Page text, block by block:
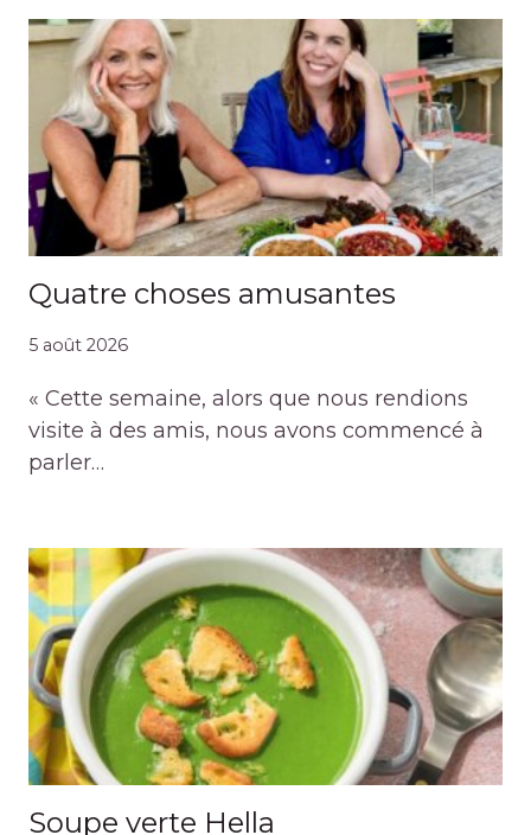
Quatre choses amusantes
5 août 2026
« Cette semaine, alors que nous rendions
visite à des amis, nous avons commencé à
parler…
Soupe verte Hella